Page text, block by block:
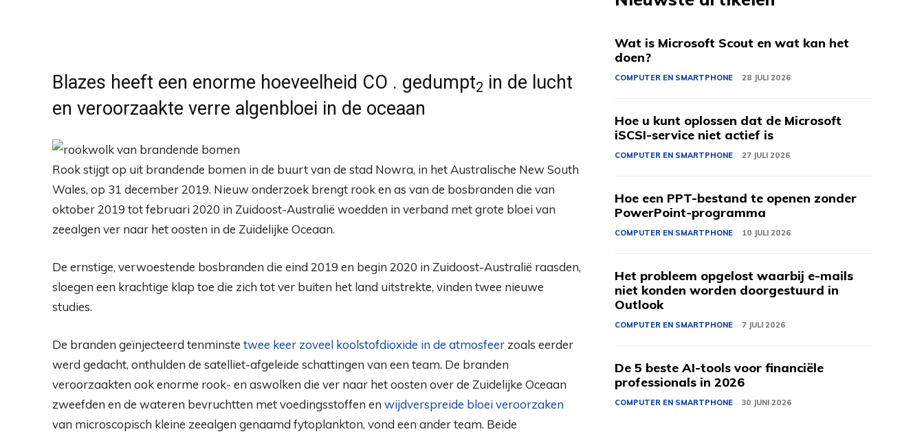
Blazes heeft een enorme hoeveelheid CO . gedumpt2 in de lucht
en veroorzaakte verre algenbloei in de oceaan
Rook stijgt op uit brandende bomen in de buurt van de stad Nowra, in het Australische New South
Wales, op 31 december 2019. Nieuw onderzoek brengt rook en as van de bosbranden die van
oktober 2019 tot februari 2020 in Zuidoost-Australië woedden in verband met grote bloei van
zeealgen ver naar het oosten in de Zuidelijke Oceaan.
De ernstige, verwoestende bosbranden die eind 2019 en begin 2020 in Zuidoost-Australië raasden,
sloegen een krachtige klap toe die zich tot ver buiten het land uitstrekte, vinden twee nieuwe
studies.
De branden geïnjecteerd tenminste twee keer zoveel koolstofdioxide in de atmosfeer zoals eerder
werd gedacht, onthulden de satelliet-afgeleide schattingen van een team. De branden
veroorzaakten ook enorme rook- en aswolken die ver naar het oosten over de Zuidelijke Oceaan
zweefden en de wateren bevruchtten met voedingsstoffen en wijdverspreide bloei veroorzaken
van microscopisch kleine zeealgen genaamd fytoplankton, vond een ander team. Beide
Wat is Microsoft Scout en wat kan het
doen?
COMPUTER EN SMARTPHONE 28 JULI 2026
Hoe u kunt oplossen dat de Microsoft
iSCSI-service niet actief is
COMPUTER EN SMARTPHONE 27 JULI 2026
Hoe een PPT-bestand te openen zonder
PowerPoint-programma
COMPUTER EN SMARTPHONE 10 JULI 2026
Het probleem opgelost waarbij e-mails
niet konden worden doorgestuurd in
Outlook
COMPUTER EN SMARTPHONE 7 JULI 2026
De 5 beste AI-tools voor financiële
professionals in 2026
COMPUTER EN SMARTPHONE 30 JUNI 2026